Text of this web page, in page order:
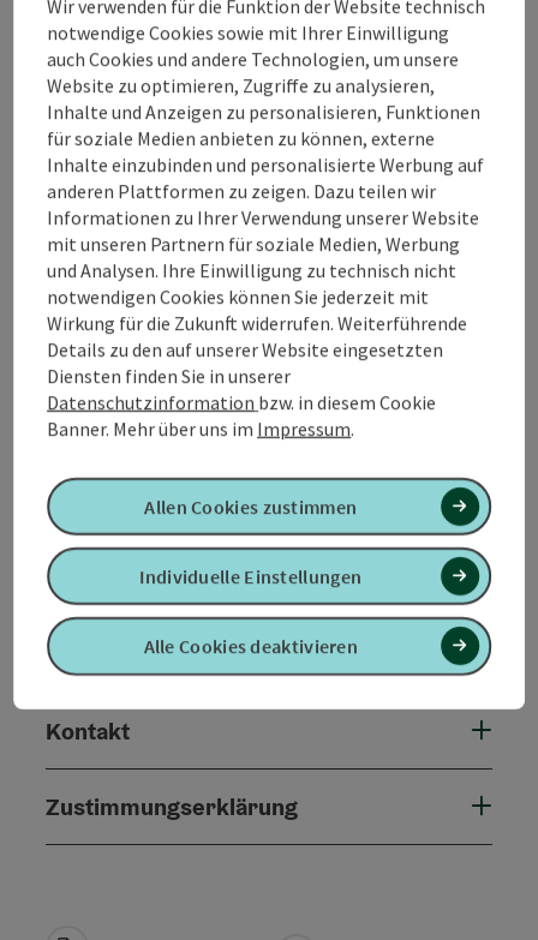
📌 bei km 3,6 Abkürzung I: Länge Thermenlauf kurz:
5.300 m
📌 bei km 6,0 Abkürzung II: Länge Thermenlauf mittel:
8.800 m
📌Einkehrmöglichkeiten in Geinberg
📌 Das ist los in Geinberg!
Tour und Routeninformationen
An der Strecke
Anreise/Lage
Eignung
Barrierefreiheit
Kontakt
Zustimmungserklärung
Wir verwenden für die Funktion der Website technisch
notwendige Cookies sowie mit Ihrer Einwilligung
auch Cookies und andere Technologien, um unsere
Website zu optimieren, Zugriffe zu analysieren,
Inhalte und Anzeigen zu personalisieren, Funktionen
für soziale Medien anbieten zu können, externe
Inhalte einzubinden und personalisierte Werbung auf
anderen Plattformen zu zeigen. Dazu teilen wir
Informationen zu Ihrer Verwendung unserer Website
mit unseren Partnern für soziale Medien, Werbung
und Analysen. Ihre Einwilligung zu technisch nicht
notwendigen Cookies können Sie jederzeit mit
Wirkung für die Zukunft widerrufen. Weiterführende
Details zu den auf unserer Website eingesetzten
Diensten finden Sie in unserer
Datenschutzinformation bzw. in diesem Cookie
Banner. Mehr über uns im Impressum.
Alle Cookies deaktivieren
Individuelle Einstellungen
Allen Cookies zustimmen